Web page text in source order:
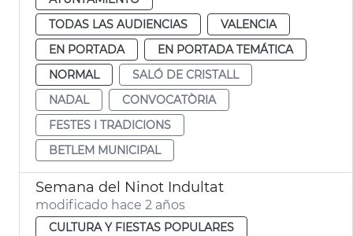
TODAS LAS AUDIENCIAS
VALENCIA
EN PORTADA
EN PORTADA TEMÁTICA
NORMAL
SALÓ DE CRISTALL
NADAL
CONVOCATÒRIA
FESTES I TRADICIONS
BETLEM MUNICIPAL
Semana del Ninot Indultat
modificado hace 2 años
CULTURA Y FIESTAS POPULARES